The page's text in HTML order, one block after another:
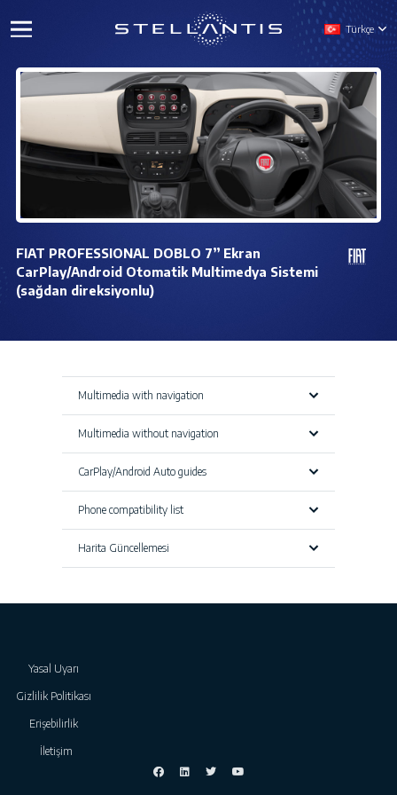
Türkçe
FIAT PROFESSIONAL DOBLO 7” Ekran
CarPlay/Android Otomatik Multimedya Sistemi
(sağdan direksiyonlu)
Multimedia with navigation
Multimedia without navigation
CarPlay/Android Auto guides
Phone compatibility list
Harita Güncellemesi
Yasal Uyarı
Gizlilik Politikası
Erişebilirlik
İletişim